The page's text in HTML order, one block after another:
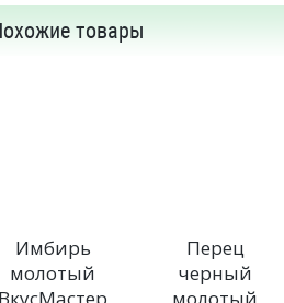
товары
Имбирь
молотый
Перец
черный